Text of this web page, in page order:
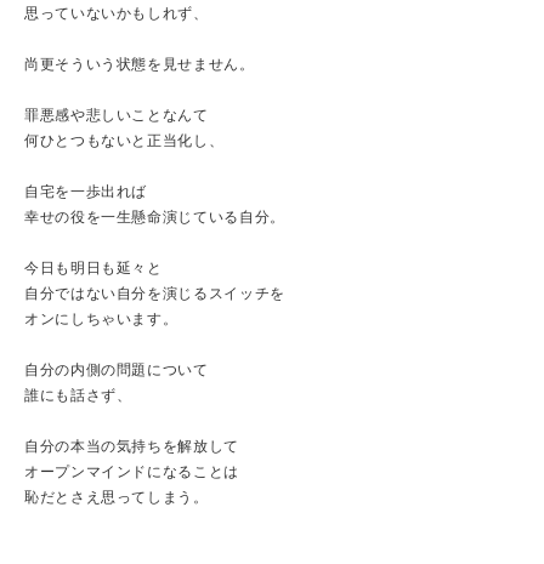
思っていないかもしれず、
尚更そういう状態を見せません。
罪悪感や悲しいことなんて
何ひとつもないと正当化し、
自宅を一歩出れば
幸せの役を一生懸命演じている自分。
今日も明日も延々と
自分ではない自分を演じるスイッチを
オンにしちゃいます。
自分の内側の問題について
誰にも話さず、
自分の本当の気持ちを解放して
オープンマインドになることは
恥だとさえ思ってしまう。